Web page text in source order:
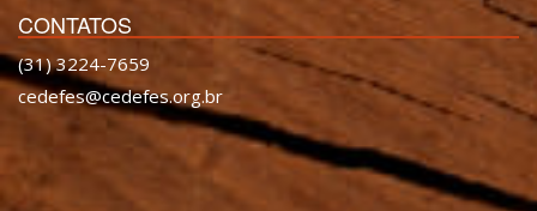
CONTATOS
(31) 3224-7659
cedefes@cedefes.org.br